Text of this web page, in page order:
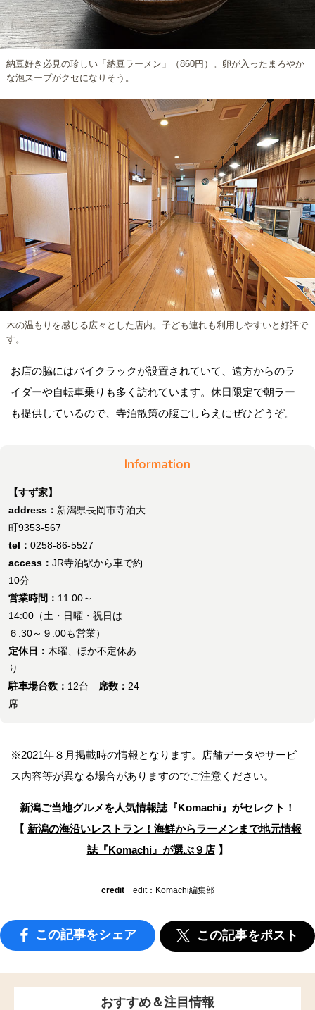
納豆好き必見の珍しい「納豆ラーメン」（860円）。卵が入ったまろやか
な泡スープがクセになりそう。
木の温もりを感じる広々とした店内。子ども連れも利用しやすいと好評で
す。
お店の脇にはバイクラックが設置されていて、遠方からのラ
イダーや自転車乗りも多く訪れています。休日限定で朝ラー
も提供しているので、寺泊散策の腹ごしらえにぜひどうぞ。
Information
【すず家】
address： 新潟県長岡市寺泊大
町9353-567
tel： 0258-86-5527
access： JR寺泊駅から車で約
10分
営業時間： 11:00～
14:00（土・日曜・祝日は
６:30～９:00も営業）
定休日： 木曜、ほか不定休あ
り
駐車場台数： 12台 席数： 24
席
※2021年８月掲載時の情報となります。店舗データやサービ
ス内容等が異なる場合がありますのでご注意ください。
新潟ご当地グルメを人気情報誌『Komachi』がセレクト！
【 新潟の海沿いレストラン！海鮮からラーメンまで地元情報
誌『Komachi』が選ぶ９店】
creditedit：Komachi編集部
この記事をシェア この記事をポスト
おすすめ＆注目情報